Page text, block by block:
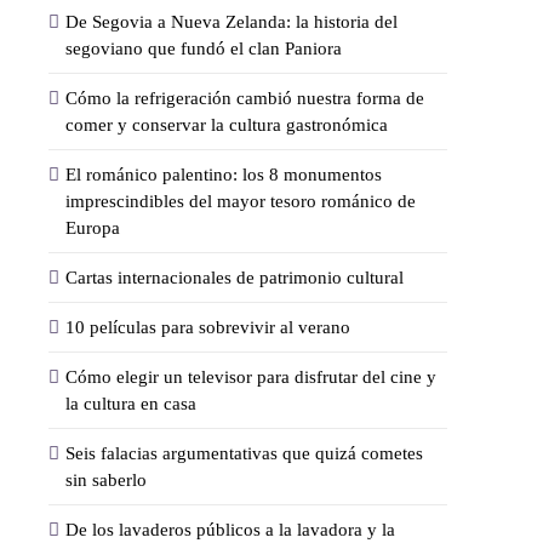
De Segovia a Nueva Zelanda: la historia del
segoviano que fundó el clan Paniora
Cómo la refrigeración cambió nuestra forma de
comer y conservar la cultura gastronómica
El románico palentino: los 8 monumentos
imprescindibles del mayor tesoro románico de
Europa
Cartas internacionales de patrimonio cultural
10 películas para sobrevivir al verano
Cómo elegir un televisor para disfrutar del cine y
la cultura en casa
Seis falacias argumentativas que quizá cometes
sin saberlo
De los lavaderos públicos a la lavadora y la